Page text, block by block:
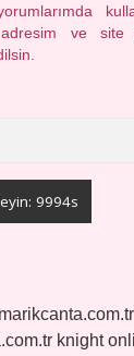
ve site
knight